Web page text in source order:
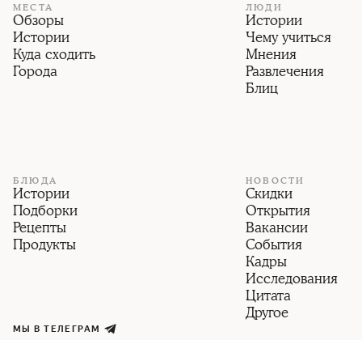
МЕСТА
Обзоры
Истории
Куда сходить
Города
ЛЮДИ
Истории
Чему учиться
Мнения
Развлечения
Блиц
БЛЮДА
Истории
Подборки
Рецепты
Продукты
НОВОСТИ
Скидки
Открытия
Вакансии
События
Кадры
Исследования
Цитата
Другое
МЫ В ТЕЛЕГРАМ